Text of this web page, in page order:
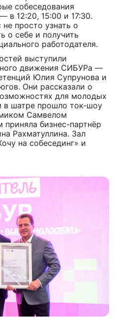
собеседования
в 12:20, 15:00 и 17:30.
просто узнать о
о себе и получить
работодателя.
выступили
движения СИБУРа —
Юлия Супрунова и
Они рассказали о
для молодых
в шатре прошло ток-шоу
Самвелом
приняла бизнес-партнёр
Рахматуллина. Зал
на собесединг» и